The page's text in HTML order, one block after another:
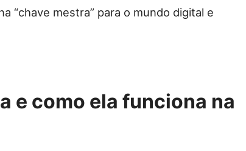
“chave mestra” para o mundo digital e
e como ela funciona na